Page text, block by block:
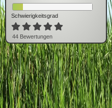
Schwierigkeitsgrad
44 Bewertungen